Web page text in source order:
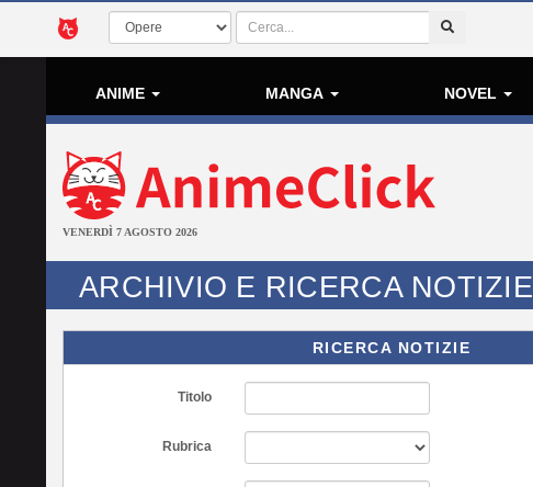
ANIME MANGA NOVEL
VENERDÌ 7 AGOSTO 2026
ARCHIVIO E RICERCA NOTIZIE
RICERCA NOTIZIE
Titolo
Rubrica